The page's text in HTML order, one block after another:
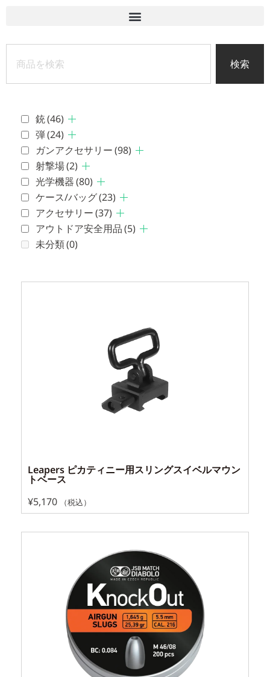
検索
銃(46)
弾(24)
ガンアクセサリー(98)
射撃場(2)
光学機器(80)
ケース/バッグ(23)
アクセサリー(37)
アウトドア安全用品(5)
未分類(0)
Leapers ピカティニー用スリングスイベルマウン
トベース
¥5,170 （税込）